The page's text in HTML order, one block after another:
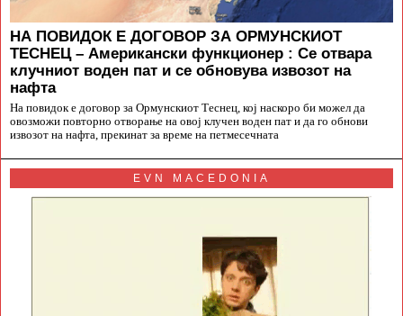
НА ПОВИДОК Е ДОГОВОР ЗА ОРМУНСКИОТ
ТЕСНЕЦ – Американски функционер : Се отвара
клучниот воден пат и се обновува извозот на
нафта
На повидок е договор за Ормунскиот Теснец, кој наскоро би можел да
овозможи повторно отворање на овој клучен воден пат и да го обнови
извозот на нафта, прекинат за време на петмесечната
EVN MACEDONIA